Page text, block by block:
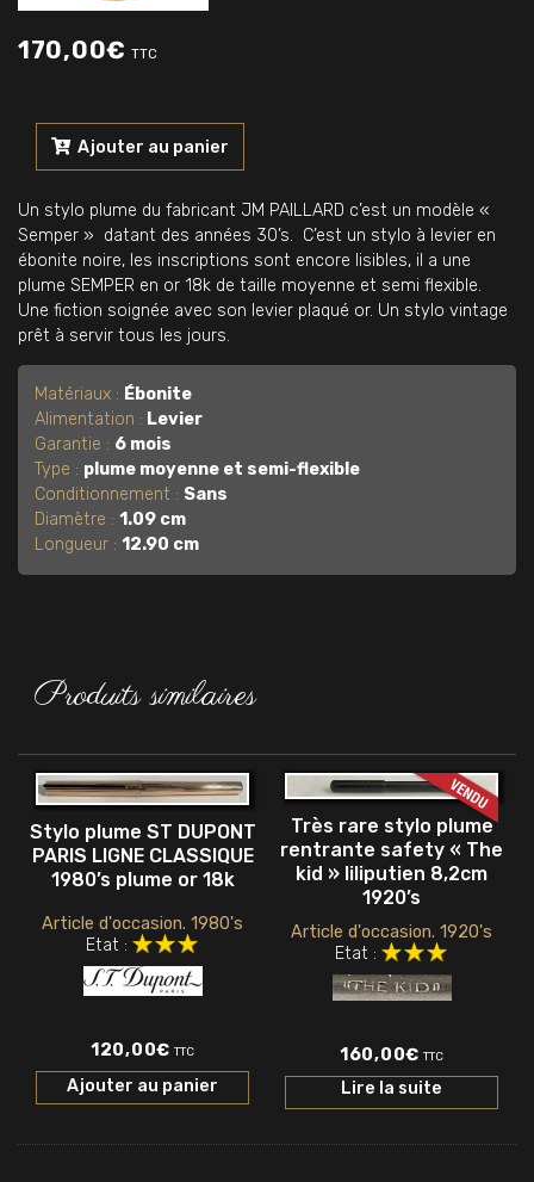
170,00€ TTC
Stylo
JM
PAILLARD
« Semper »
ébonite
noire
1930's
Ajouter au panier
Un stylo plume du fabricant JM PAILLARD c’est un modèle «
Semper » datant des années 30’s. C’est un stylo à levier en
ébonite noire, les inscriptions sont encore lisibles, il a une
plume SEMPER en or 18k de taille moyenne et semi flexible.
Une fiction soignée avec son levier plaqué or. Un stylo vintage
prêt à servir tous les jours.
Matériaux : Ébonite
Alimentation : Levier
Garantie : 6 mois
Type : plume moyenne et semi-flexible
Conditionnement : Sans
Diamètre :1.09 cm
Longueur :12.90 cm
Produits similaires
Stylo plume ST DUPONT
PARIS LIGNE CLASSIQUE
1980’s plume or 18k
Article d'occasion. 1980's
Etat :
120,00€ TTC
Ajouter au panier
Très rare stylo plume
rentrante safety « The
kid » liliputien 8,2cm
1920’s
Article d'occasion. 1920's
Etat :
160,00€ TTC
Lire la suite